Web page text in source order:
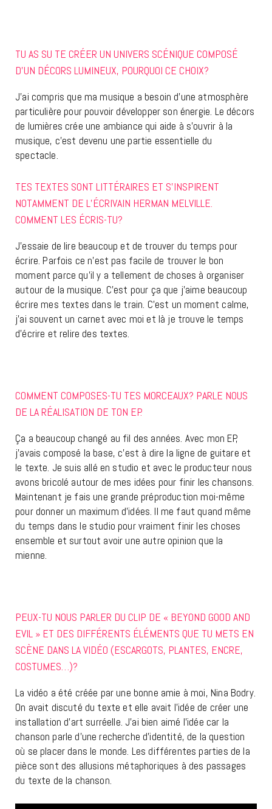
TU AS SU TE CRÉER UN UNIVERS SCÉNIQUE COMPOSÉ
D’UN DÉCORS LUMINEUX, POURQUOI CE CHOIX?
J’ai compris que ma musique a besoin d’une atmosphère
particulière pour pouvoir développer son énergie. Le décors
de lumières crée une ambiance qui aide à s’ouvrir à la
musique, c’est devenu une partie essentielle du
spectacle.
TES TEXTES SONT LITTÉRAIRES ET S’INSPIRENT
NOTAMMENT DE L’ÉCRIVAIN HERMAN MELVILLE.
COMMENT LES ÉCRIS-TU?
J’essaie de lire beaucoup et de trouver du temps pour
écrire. Parfois ce n’est pas facile de trouver le bon
moment parce qu’il y a tellement de choses à organiser
autour de la musique. C’est pour ça que j’aime beaucoup
écrire mes textes dans le train. C’est un moment calme,
j’ai souvent un carnet avec moi et là je trouve le temps
d’écrire et relire des textes.
COMMENT COMPOSES-TU TES MORCEAUX? PARLE NOUS
DE LA RÉALISATION DE TON EP.
Ça a beaucoup changé au fil des années. Avec mon EP,
j’avais composé la base, c’est à dire la ligne de guitare et
le texte. Je suis allé en studio et avec le producteur nous
avons bricolé autour de mes idées pour finir les chansons.
Maintenant je fais une grande préproduction moi-même
pour donner un maximum d’idées. Il me faut quand même
du temps dans le studio pour vraiment finir les choses
ensemble et surtout avoir une autre opinion que la
mienne.
PEUX-TU NOUS PARLER DU CLIP DE « BEYOND GOOD AND
EVIL » ET DES DIFFÉRENTS ÉLÉMENTS QUE TU METS EN
SCÈNE DANS LA VIDÉO (ESCARGOTS, PLANTES, ENCRE,
COSTUMES…)?
La vidéo a été créée par une bonne amie à moi, Nina Bodry.
On avait discuté du texte et elle avait l’idée de créer une
installation d’art surréelle. J’ai bien aimé l’idée car la
chanson parle d’une recherche d’identité, de la question
où se placer dans le monde. Les différentes parties de la
pièce sont des allusions métaphoriques à des passages
du texte de la chanson.